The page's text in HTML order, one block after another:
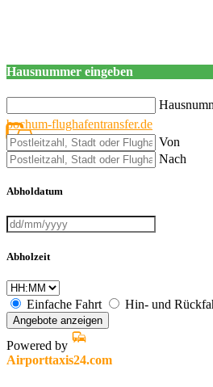
Hausnummer eingeben
bochum-flughafentransfer.de
Von
Nach
Abholdatum
Abholzeit
Einfache Fahrt Hin- und
Angebote anzeigen
Powered by
Airporttaxis24.com